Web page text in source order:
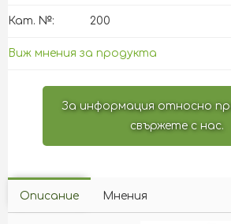
Кат. №: 200
Виж мнения за продукта
За информация относно
свържете с нас.
Описание Мнения